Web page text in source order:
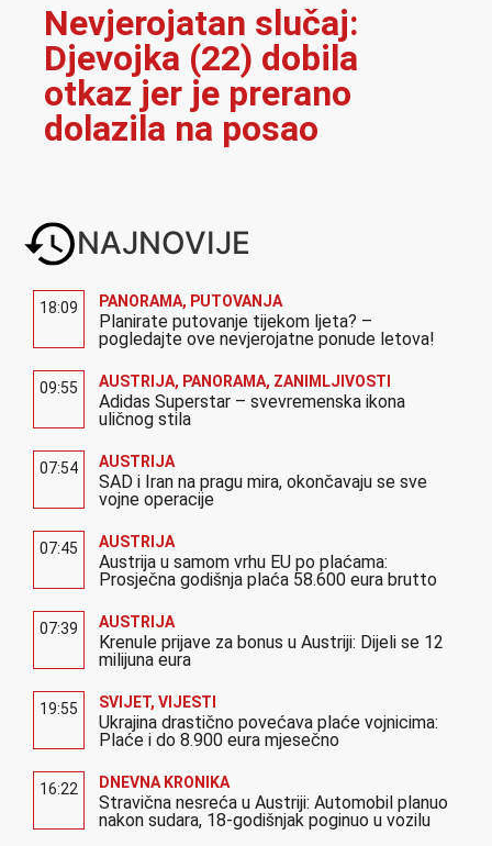
Nevjerojatan slučaj:
Djevojka (22) dobila
otkaz jer je prerano
dolazila na posao
NAJNOVIJE
18:09 PANORAMA, PUTOVANJA
Planirate putovanje tijekom ljeta? –
pogledajte ove nevjerojatne ponude letova!
09:55 AUSTRIJA, PANORAMA, ZANIMLJIVOSTI
Adidas Superstar – svevremenska ikona
uličnog stila
07:54 AUSTRIJA
SAD i Iran na pragu mira, okončavaju se sve
vojne operacije
07:45 AUSTRIJA
Austrija u samom vrhu EU po plaćama:
Prosječna godišnja plaća 58.600 eura brutto
07:39 AUSTRIJA
Krenule prijave za bonus u Austriji: Dijeli se 12
milijuna eura
19:55 SVIJET, VIJESTI
Ukrajina drastično povećava plaće vojnicima:
Plaće i do 8.900 eura mjesečno
16:22 DNEVNA KRONIKA
Stravična nesreća u Austriji: Automobil planuo
nakon sudara, 18-godišnjak poginuo u vozilu